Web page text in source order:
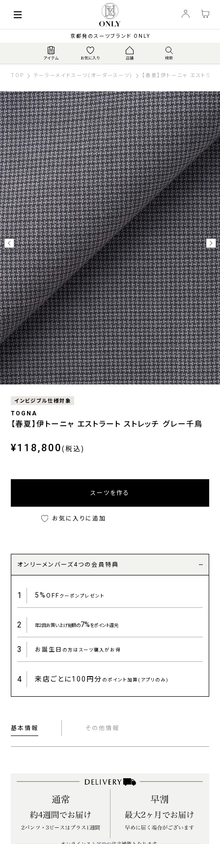
京都発のスーツブランド ONLY
TOP テーラーメイドスーツ(オーダースーツ) 【春夏】伊トーニャ エストラ
インビジブル仕様対象
TOGNA
【春夏】伊トーニャ エストラート ストレッチ グレー千鳥
¥118,800(税込)
スーツを作る
お気に入りに追加
オンリーメンバーズ4つの会員特典
1 5%OFFクーポンプレゼント
2 年2回お買い上げ総額の7%をポイント還元
3 お誕生日 の方はスーツ購入がお得
4 来店ごとに100円分 のポイント加算(アプリのみ)
基本情報 その他情報